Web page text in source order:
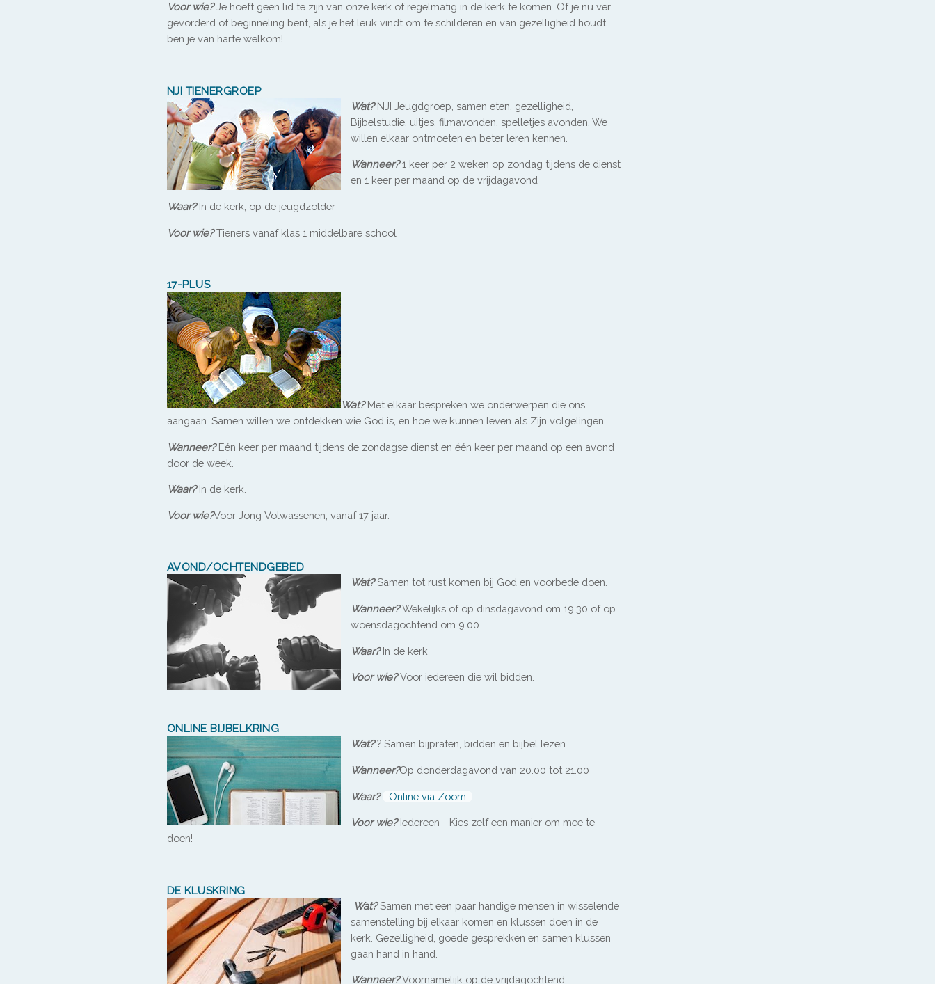
Voor wie?Je hoeft geen lid te zijn van onze kerk of regelmatig in de kerk te komen. Of je nu ver
gevorderd of beginneling bent, als je het leuk vindt om te schilderen en van gezelligheid houdt,
ben je van harte welkom!
NJI TIENERGROEP
Wat?NJI Jeugdgroep, samen eten, gezelligheid,
Bijbelstudie, uitjes, filmavonden, spelletjes avonden. We
willen elkaar ontmoeten en beter leren kennen.
Wanneer?1 keer per 2 weken op zondag tijdens de dienst
en 1 keer per maand op de vrijdagavond
Waar?In de kerk, op de jeugdzolder
Voor wie?Tieners vanaf klas 1 middelbare school
17-PLUS
Wat?Met elkaar bespreken we onderwerpen die ons
aangaan. Samen willen we ontdekken wie God is, en hoe we kunnen leven als Zijn volgelingen.
Wanneer?Eén keer per maand tijdens de zondagse dienst en één keer per maand op een avond
door de week.
Waar?In de kerk.
Voor wie?Voor Jong Volwassenen, vanaf 17 jaar.
AVOND/OCHTENDGEBED
Wat?Samen tot rust komen bij God en voorbede doen.
Wanneer?Wekelijks of op dinsdagavond om 19.30 of op
woensdagochtend om 9.00
Waar?In de kerk
Voor wie?Voor iedereen die wil bidden.
ONLINE BIJBELKRING
Wat?? Samen bijpraten, bidden en bijbel lezen.
Wanneer?Op donderdagavond van 20.00 tot 21.00
Waar? Online via Zoom
Voor wie? Iedereen - Kies zelf een manier om mee te
doen!
DE KLUSKRING
Wat?Samen met een paar handige mensen in wisselende
samenstelling bij elkaar komen en klussen doen in de
kerk. Gezelligheid, goede gesprekken en samen klussen
gaan hand in hand.
Wanneer?Voornamelijk op de vrijdagochtend.